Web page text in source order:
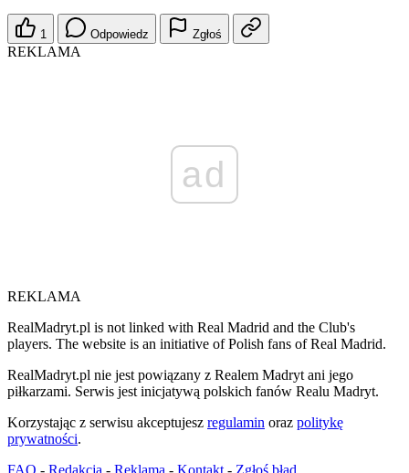
1 Odpowiedz Zgłoś
REKLAMA
ad
REKLAMA
RealMadryt.pl is not linked with Real Madrid and the Club's
players. The website is an initiative of Polish fans of Real Madrid.
RealMadryt.pl nie jest powiązany z Realem Madryt ani jego
piłkarzami. Serwis jest inicjatywą polskich fanów Realu Madryt.
Korzystając z serwisu akceptujesz regulamin oraz politykę
prywatności.
FAQ - Redakcja - Reklama - Kontakt - Zgłoś błąd